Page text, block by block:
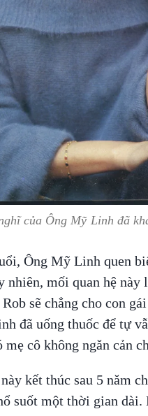
của Ông Mỹ Linh đã
Ông Mỹ Linh quen
nhiên, mối quan hệ
sẽ chẳng cho con
đã uống thuốc để tự
cô không ngăn cản
kết thúc sau 5 năm
suốt một thời gian dài.